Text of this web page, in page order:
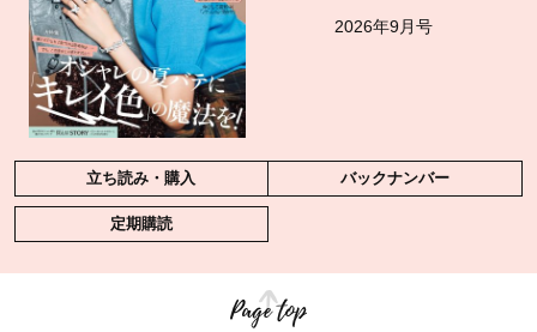
2026年9月号
立ち読み・購入 バックナンバー
定期購読
Page top